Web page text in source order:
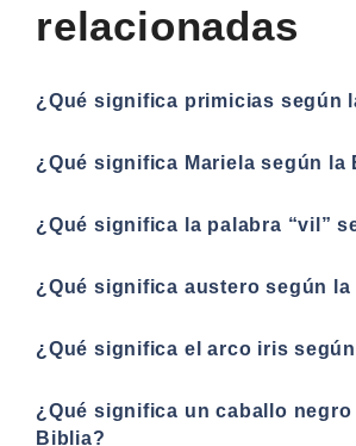
relacionadas
¿Qué significa primicias según
¿Qué significa Mariela según la
¿Qué significa la palabra “vil”
¿Qué significa austero según la
¿Qué significa el arco iris
¿Qué significa un caballo negro
Biblia?